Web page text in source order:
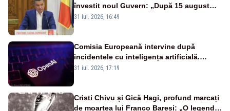
învestit noul Guvern: „După 15 august
sunt șanse mai mari”
31 iul. 2026, 16:49
Comisia Europeană intervine după
incidentele cu inteligența artificială.
OpenAI și Anthropic, vizate
31 iul. 2026, 17:19
Cristi Chivu și Gică Hagi, profund marcați
de moartea lui Franco Baresi: „O legendă